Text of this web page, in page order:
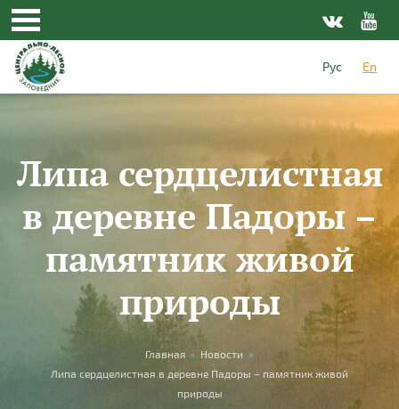
Skip to main content
Рус
En
Липа сердцелистная
в деревне Падоры –
памятник живой
природы
You are here
Главная » Новости »
Липа сердцелистная в деревне Падоры – памятник живой
природы